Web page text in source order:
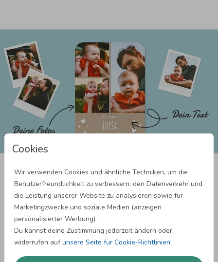
Cookies
Wir verwenden Cookies und ähnliche Techniken, um die
Benutzerfreundlichkeit zu verbessern, den Datenverkehr und
die Leistung unserer Website zu analysieren sowie für
Marketingzwecke und soziale Medien (anzeigen
personalisierter Werbung).
Du kannst deine Zustimmung jederzeit ändern oder
widerrufen aufunsere Seite für Cookie-Richtlinien.
Deine Karte: In 3 Schritten
personalisiert
In 3 Schritten gelangst du bei Wunderkarten zur Wunschkarte:
Wähle aus zahlreichen Kartenvorlagen dein
Lieblingsdesign.